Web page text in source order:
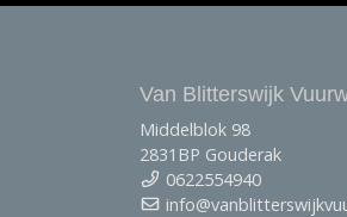
Van Blitterswijk
Middelblok 98
2831BP Gouderak
0622554940